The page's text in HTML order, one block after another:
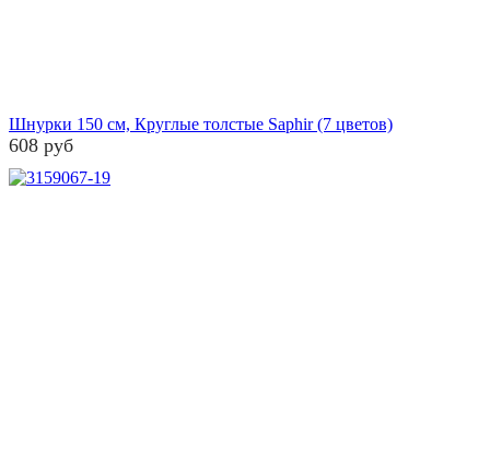
Шнурки 150 см, Круглые толстые Saphir (7 цветов)
608 руб